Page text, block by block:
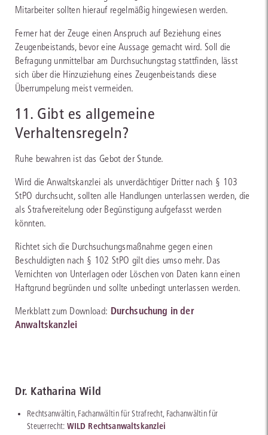
Mitarbeiter sollten hierauf regelmäßig hingewiesen werden.
Ferner hat der Zeuge einen Anspruch auf Beziehung eines
Zeugenbeistands, bevor eine Aussage gemacht wird. Soll die
Befragung unmittelbar am Durchsuchungstag stattfinden, lässt
sich über die Hinzuziehung eines Zeugenbeistands diese
Überrumpelung meist vermeiden.
11. Gibt es allgemeine
Verhaltensregeln?
Ruhe bewahren ist das Gebot der Stunde.
Wird die Anwaltskanzlei als unverdächtiger Dritter nach § 103
StPO durchsucht, sollten alle Handlungen unterlassen werden, die
als Strafvereitelung oder Begünstigung aufgefasst werden
könnten.
Richtet sich die Durchsuchungsmaßnahme gegen einen
Beschuldigten nach § 102 StPO gilt dies umso mehr. Das
Vernichten von Unterlagen oder Löschen von Daten kann einen
Haftgrund begründen und sollte unbedingt unterlassen werden.
Merkblatt zum Download: Durchsuchung in der
Anwaltskanzlei
Dr. Katharina Wild
Rechtsanwältin, Fachanwältin für Strafrecht, Fachanwältin für
Steuerrecht: WILD Rechtsanwaltskanzlei